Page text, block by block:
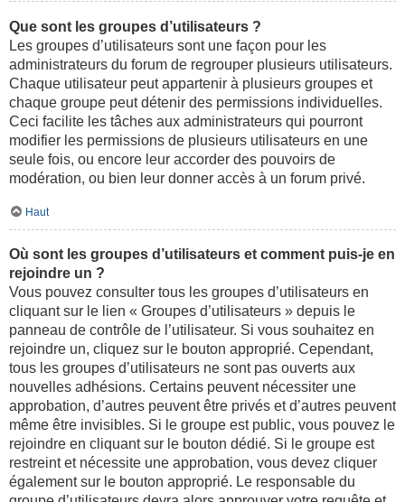
Que sont les groupes d’utilisateurs ?
Les groupes d’utilisateurs sont une façon pour les
administrateurs du forum de regrouper plusieurs utilisateurs.
Chaque utilisateur peut appartenir à plusieurs groupes et
chaque groupe peut détenir des permissions individuelles.
Ceci facilite les tâches aux administrateurs qui pourront
modifier les permissions de plusieurs utilisateurs en une
seule fois, ou encore leur accorder des pouvoirs de
modération, ou bien leur donner accès à un forum privé.
Haut
Où sont les groupes d’utilisateurs et comment puis-je en
rejoindre un ?
Vous pouvez consulter tous les groupes d’utilisateurs en
cliquant sur le lien « Groupes d’utilisateurs » depuis le
panneau de contrôle de l’utilisateur. Si vous souhaitez en
rejoindre un, cliquez sur le bouton approprié. Cependant,
tous les groupes d’utilisateurs ne sont pas ouverts aux
nouvelles adhésions. Certains peuvent nécessiter une
approbation, d’autres peuvent être privés et d’autres peuvent
même être invisibles. Si le groupe est public, vous pouvez le
rejoindre en cliquant sur le bouton dédié. Si le groupe est
restreint et nécessite une approbation, vous devez cliquer
également sur le bouton approprié. Le responsable du